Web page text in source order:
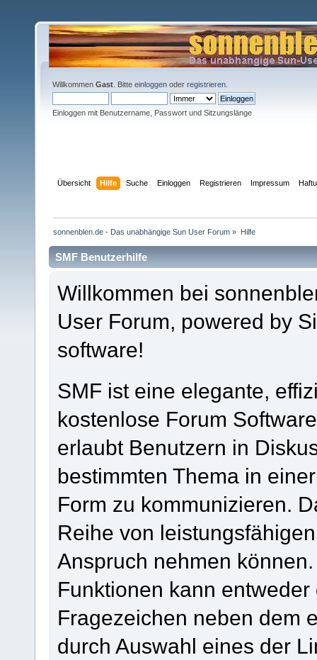
Willkommen Gast . Bitte einloggen oder registrieren
Einloggen mit Benutzername, Passwort und Sitzungslänge
Übersicht Hilfe Suche Einloggen Registrieren Impressum
sonnenblen.de - Das unabhängige Sun User Forum » Hilfe
SMF Benutzerhilfe
Willkommen bei
User Forum, powered by
software!
SMF ist eine elegante,
kostenlose Forum
erlaubt Benutzern in
bestimmten Thema in
Form zu kommunizieren.
Reihe von
Anspruch nehmen
Funktionen kann
Fragezeichen neben dem
durch Auswahl eines der